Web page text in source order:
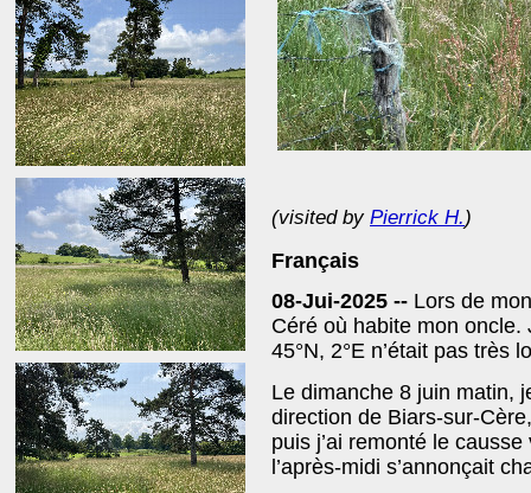
(visited by Pierrick H.)
Français
08-Jui-2025 -- Lors de
Céré où habite mon oncle.
45°N, 2°E n’était pas très
Le dimanche 8 juin matin,
direction de Biars-sur-
puis j’ai remonté le
l’après-midi s’annonçait